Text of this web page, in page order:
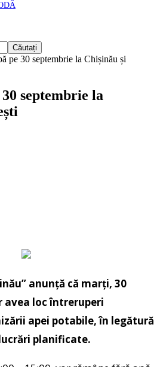
pe 30 septembrie la Chișinău și
septembrie la
anunță că marți, 30
avea loc întreruperi
apei potabile, în legătură
planificate.